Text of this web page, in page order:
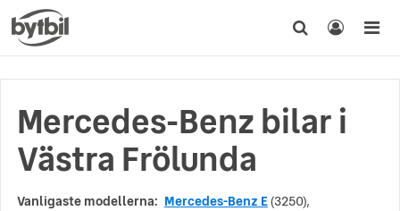
Mercedes-Benz bilar i
Västra Frölunda
Vanligaste modellerna: Mercedes-Benz E(3250),